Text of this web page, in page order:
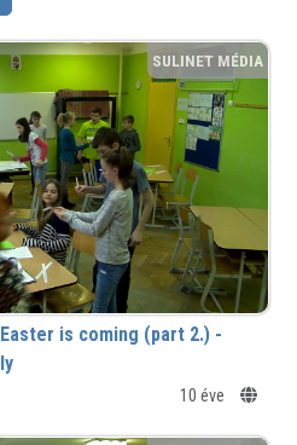
SULINET MÉDIA
TÁR
is coming (part 2.) -
10 éve